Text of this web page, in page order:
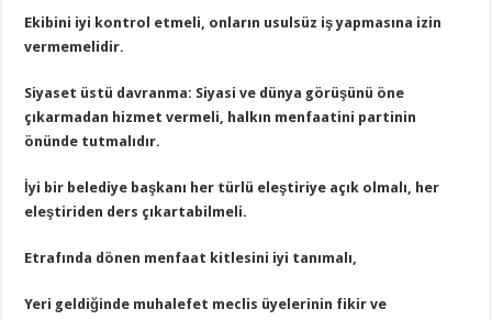
Ekibini iyi kontrol etmeli, onların usulsüz iş yapmasına izin
vermemelidir.
Siyaset üstü davranma: Siyasi ve dünya görüşünü öne
çıkarmadan hizmet vermeli, halkın menfaatini partinin
önünde tutmalıdır.
İyi bir belediye başkanı her türlü eleştiriye açık olmalı, her
eleştiriden ders çıkartabilmeli.
Etrafında dönen menfaat kitlesini iyi tanımalı,
Yeri geldiğinde muhalefet meclis üyelerinin fikir ve